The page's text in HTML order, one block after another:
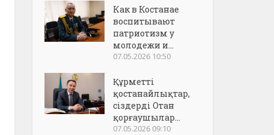
Как в Костанае
воспитывают
патриотизм у
молодежи и...
07.05.2026 10:50
Құрметті
қостанайлықтар,
сіздерді Отан
қорғаушылар...
07.05.2026 09:10